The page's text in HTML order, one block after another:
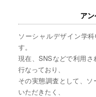
ア
ソーシャルデザイン学
す。
現在、SNSなどで利用
行なっており、
その実態調査として、
いただきたく、